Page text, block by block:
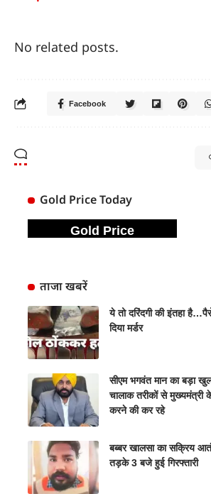
No related posts.
Facebook
Gold Price Today
Gold Price
ताजा खबरें
ये तो दरिंदगी की इंतहा
दिया मर्डर
सीएम भगवंत मान का बड़ा
चालाक तरीकों से मुख्यमंत्री
करने की कर रहे
बब्बर खालसा का सक्रिय
तड़के 3 बजे हुई गिरफ्तारी